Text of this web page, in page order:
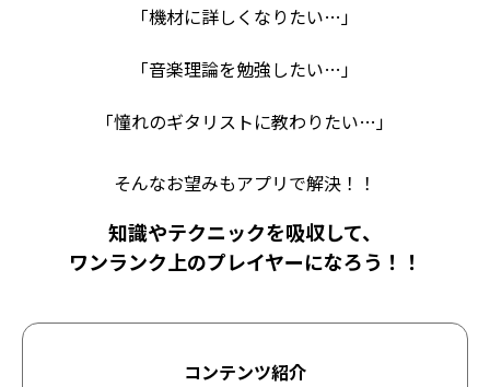
「機材に詳しくなりたい…」
「音楽理論を勉強したい…」
「憧れのギタリストに教わりたい…」
そんなお望みもアプリで解決！！
知識やテクニックを吸収して、
ワンランク上のプレイヤーになろう！！
コンテンツ紹介